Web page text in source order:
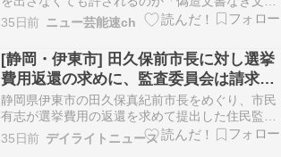
偽造裁判」の行方を元テレビ朝日法務部長が解説
…て、白日のもとに晒せば手っ取り早いのにまど
ろっこしい――。前伊東市長・田久保眞紀被告の
捜査を見て、そう感じた人は多いのではないか。
これから始…
35日前 ニュー芸能速ch
[静岡・伊東市] 田久保前市長に対し選挙
費用返還の求めに、監査委員会は請求を
棄却！
静岡県伊東市の田久保真紀前市長をめぐり、市民
有志が選挙費用の返還を求めて提出した住民監査
請求について、市の監査委員会は請求を棄却しま
した。 今後、市民有志は司法判断を求めるため、
35日前 デイライトニュース